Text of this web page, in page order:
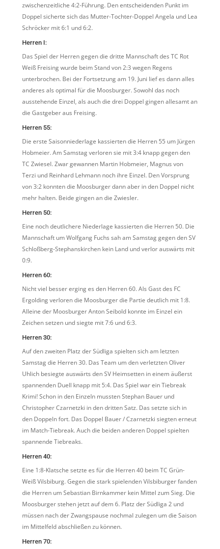
zwischenzeitliche 4:2-Führung. Den entscheidenden Punkt im
Doppel sicherte sich das Mutter-Tochter-Doppel Angela und Lea
Schröcker mit 6:1 und 6:2.
Herren I:
Das Spiel der Herren gegen die dritte Mannschaft des TC Rot
Weiß Freising wurde beim Stand von 2:3 wegen Regens
unterbrochen. Bei der Fortsetzung am 19. Juni lief es dann alles
anderes als optimal für die Moosburger. Sowohl das noch
ausstehende Einzel, als auch die drei Doppel gingen allesamt an
die Gastgeber aus Freising.
Herren 55:
Die erste Saisonniederlage kassierten die Herren 55 um Jürgen
Hobmeier. Am Samstag verloren sie mit 3:4 knapp gegen den
TC Zwiesel. Zwar gewannen Martin Hobmeier, Magnus von
Terzi und Reinhard Lehmann noch ihre Einzel. Den Vorsprung
von 3:2 konnten die Moosburger dann aber in den Doppel nicht
mehr halten. Beide gingen an die Zwiesler.
Herren 50:
Eine noch deutlichere Niederlage kassierten die Herren 50. Die
Mannschaft um Wolfgang Fuchs sah am Samstag gegen den SV
Schloßberg-Stephanskirchen kein Land und verlor auswärts mit
0:9.
Herren 60:
Nicht viel besser erging es den Herren 60. Als Gast des FC
Ergolding verloren die Moosburger die Partie deutlich mit 1:8.
Alleine der Moosburger Anton Seibold konnte im Einzel ein
Zeichen setzen und siegte mit 7:6 und 6:3.
Herren 30:
Auf den zweiten Platz der Südliga spielten sich am letzten
Samstag die Herren 30. Das Team um den verletzten Oliver
Uhlich besiegte auswärts den SV Heimsetten in einem äußerst
spannenden Duell knapp mit 5:4. Das Spiel war ein Tiebreak
Krimi! Schon in den Einzeln mussten Stephan Bauer und
Christopher Czarnetzki in den dritten Satz. Das setzte sich in
den Doppeln fort. Das Doppel Bauer / Czarnetzki siegten erneut
im Match-Tiebreak. Auch die beiden anderen Doppel spielten
spannende Tiebreaks.
Herren 40:
Eine 1:8-Klatsche setzte es für die Herren 40 beim TC Grün-
Weiß Vilsbiburg. Gegen die stark spielenden Vilsbiburger fanden
die Herren um Sebastian Birnkammer kein Mittel zum Sieg. Die
Moosburger stehen jetzt auf dem 6. Platz der Südliga 2 und
müssen nach der Zwangspause nochmal zulegen um die Saison
im Mittelfeld abschließen zu können.
Herren 70: